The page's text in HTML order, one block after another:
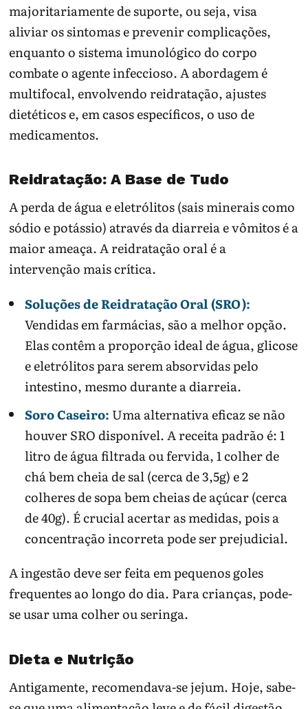
majoritariamente de suporte, ou seja, visa
aliviar os sintomas e prevenir complicações,
enquanto o sistema imunológico do corpo
combate o agente infeccioso. A abordagem é
multifocal, envolvendo reidratação, ajustes
dietéticos e, em casos específicos, o uso de
medicamentos.
Reidratação: A Base de Tudo
A perda de água e eletrólitos (sais minerais como
sódio e potássio) através da diarreia e vômitos é a
maior ameaça. A reidratação oral é a
intervenção mais crítica.
Soluções de Reidratação Oral (SRO):
Vendidas em farmácias, são a melhor opção.
Elas contêm a proporção ideal de água, glicose
e eletrólitos para serem absorvidas pelo
intestino, mesmo durante a diarreia.
Soro Caseiro: Uma alternativa eficaz se não
houver SRO disponível. A receita padrão é: 1
litro de água filtrada ou fervida, 1 colher de
chá bem cheia de sal (cerca de 3,5g) e 2
colheres de sopa bem cheias de açúcar (cerca
de 40g). É crucial acertar as medidas, pois a
concentração incorreta pode ser prejudicial.
A ingestão deve ser feita em pequenos goles
frequentes ao longo do dia. Para crianças, pode-
se usar uma colher ou seringa.
Dieta e Nutrição
Antigamente, recomendava-se jejum. Hoje, sabe-